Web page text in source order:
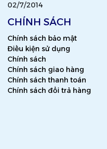
02/7/2014
CHÍNH SÁCH
Chính sách bảo mật
Điều kiện sử dụng
Chính sách
Chính sách giao hàng
Chính sách thanh toán
Chính sách đổi trả hàng